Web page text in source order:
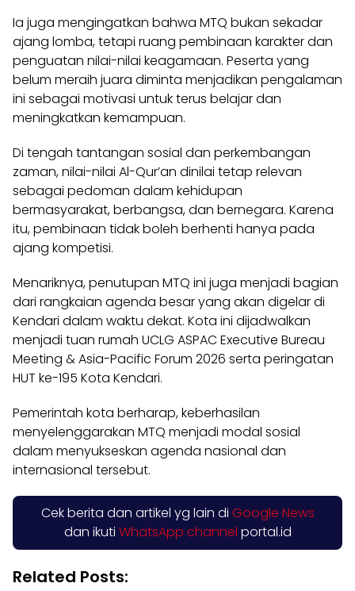
Ia juga mengingatkan bahwa MTQ bukan sekadar
ajang lomba, tetapi ruang pembinaan karakter dan
penguatan nilai-nilai keagamaan. Peserta yang
belum meraih juara diminta menjadikan pengalaman
ini sebagai motivasi untuk terus belajar dan
meningkatkan kemampuan.
Di tengah tantangan sosial dan perkembangan
zaman, nilai-nilai Al-Qur’an dinilai tetap relevan
sebagai pedoman dalam kehidupan
bermasyarakat, berbangsa, dan bernegara. Karena
itu, pembinaan tidak boleh berhenti hanya pada
ajang kompetisi.
Menariknya, penutupan MTQ ini juga menjadi bagian
dari rangkaian agenda besar yang akan digelar di
Kendari dalam waktu dekat. Kota ini dijadwalkan
menjadi tuan rumah UCLG ASPAC Executive Bureau
Meeting & Asia-Pacific Forum 2026 serta peringatan
HUT ke-195 Kota Kendari.
Pemerintah kota berharap, keberhasilan
menyelenggarakan MTQ menjadi modal sosial
dalam menyukseskan agenda nasional dan
internasional tersebut.
Cek berita dan artikel yg lain di Google News
dan ikuti WhatsApp channel portal.id
Related Posts: